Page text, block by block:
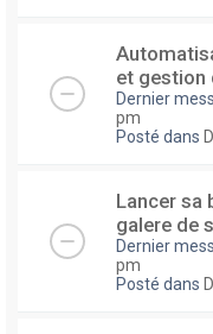
et gestion
Dernier
pm
Posté dans
Lancer sa
galere de
Dernier
pm
Posté dans